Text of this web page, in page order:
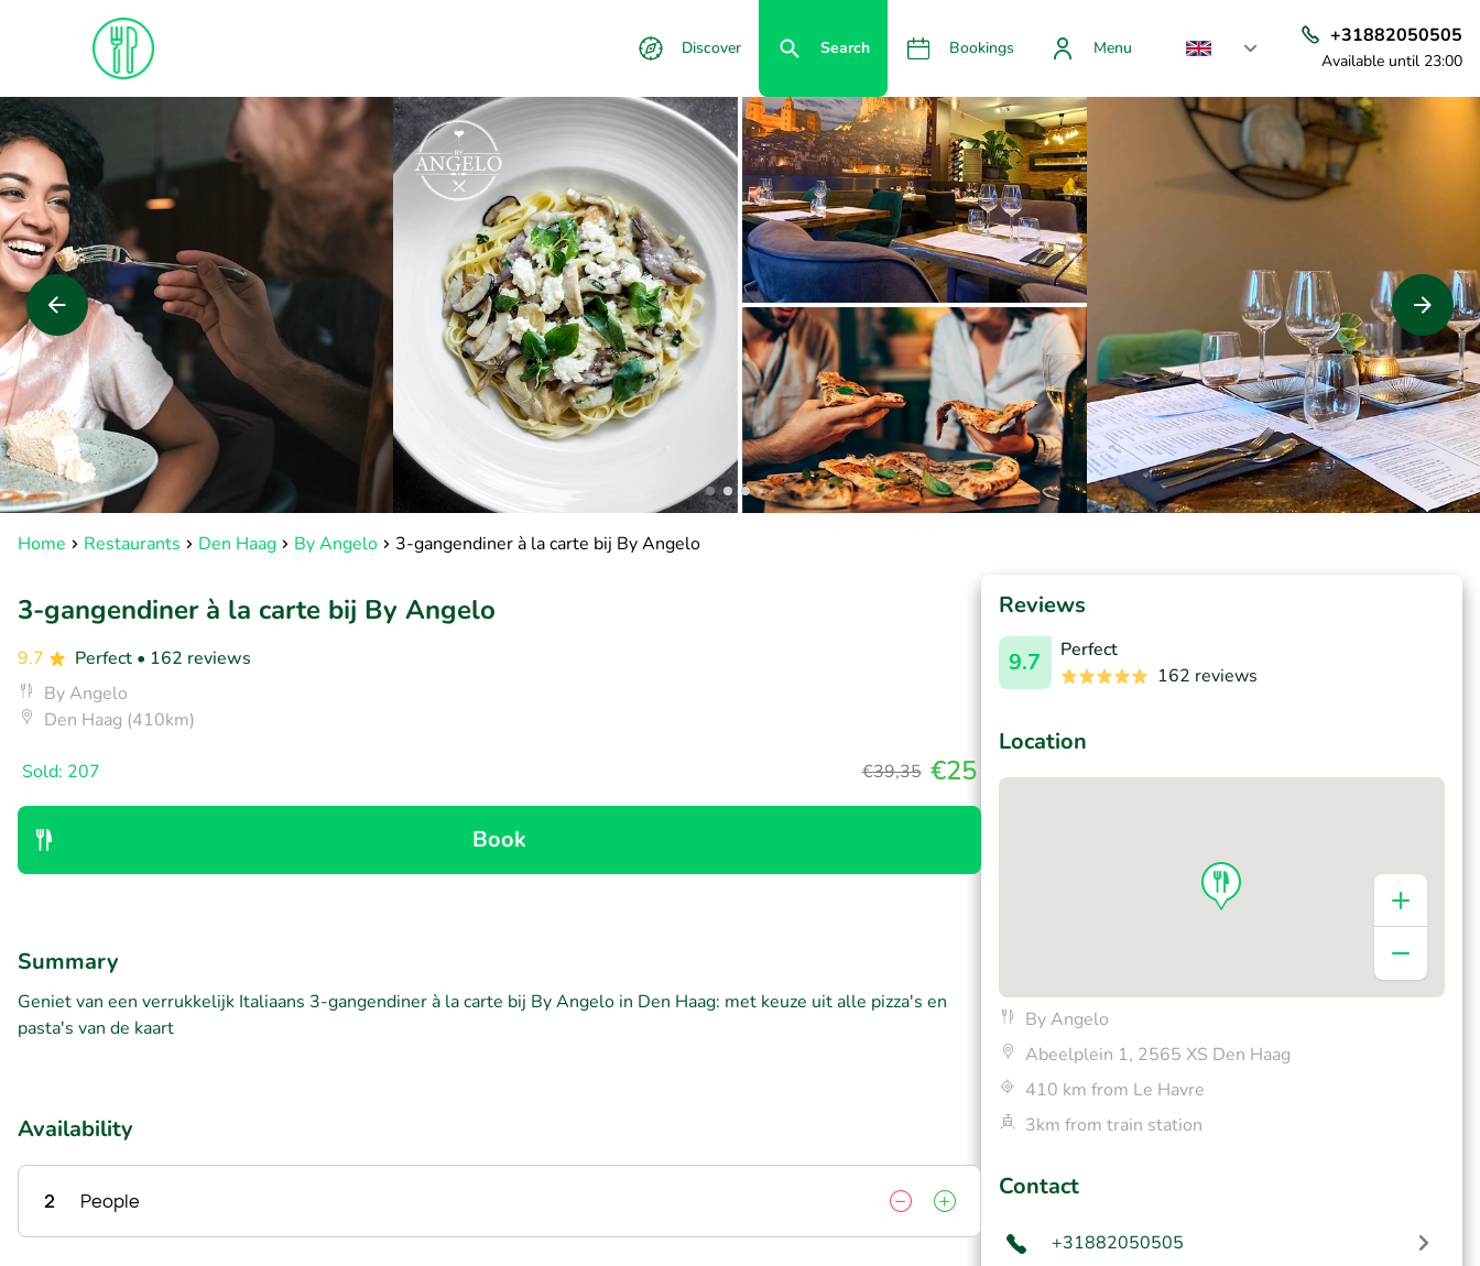
Discover Search Bookings Menu
+31882050505
Available until 23:00
Home Restaurants Den Haag By Angelo 3-gangendiner à la carte bij By Angelo
3-gangendiner à la carte bij By Angelo
9.7 Perfect • 162 reviews
By Angelo
Den Haag (410km)
Sold: 207 €39,35 €25
Book
Summary
Geniet van een verrukkelijk Italiaans 3-gangendiner à la carte bij By Angelo in Den Haag: met keuze uit alle pizza's en
pasta's van de kaart
Availability
2 People
Reviews
9.7
Perfect
162 reviews
Location
By Angelo
Abeelplein 1, 2565 XS Den Haag
410 km from Le Havre
3km from train station
Contact
+31882050505